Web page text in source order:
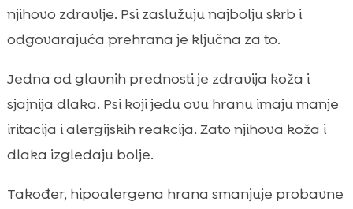
njihovo zdravlje. Psi zaslužuju najbolju skrb i
odgovarajuća prehrana je ključna za to.
Jedna od glavnih prednosti je zdravija koža i
sjajnija dlaka. Psi koji jedu ovu hranu imaju manje
iritacija i alergijskih reakcija. Zato njihova koža i
dlaka izgledaju bolje.
Također, hipoalergena hrana smanjuje probavne